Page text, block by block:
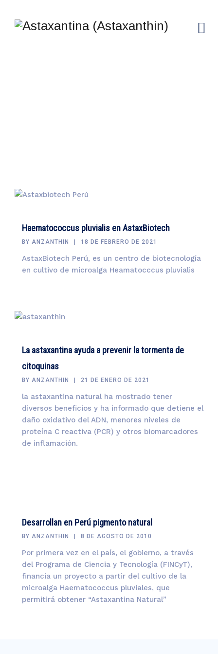
Haematococcus pluvialis en AstaxBiotech
BY ANZANTHIN 18 DE FEBRERO DE 2021
AstaxBiotech Perú, es un centro de biotecnología
en cultivo de microalga Heamatocccus pluvialis
La astaxantina ayuda a prevenir la tormenta de
citoquinas
BY ANZANTHIN 21 DE ENERO DE 2021
la astaxantina natural ha mostrado tener
diversos beneficios y ha informado que detiene el
daño oxidativo del ADN, menores niveles de
proteína C reactiva (PCR) y otros biomarcadores
de inflamación.
Desarrollan en Perú pigmento natural
BY ANZANTHIN 8 DE AGOSTO DE 2010
Por primera vez en el país, el gobierno, a través
del Programa de Ciencia y Tecnología (FINCyT),
financia un proyecto a partir del cultivo de la
microalga Haematococcus pluviales, que
permitirá obtener “Astaxantina Natural”